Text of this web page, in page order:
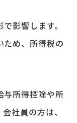
影響します。
ため、所得税の
与所得控除や所
社員の方は、